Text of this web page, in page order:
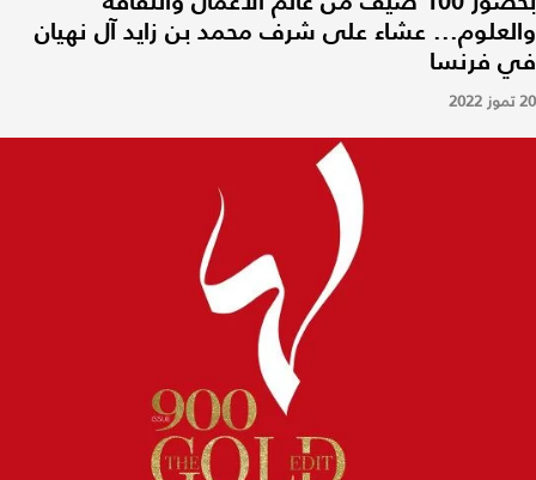
والعلوم... عشاء على شرف محمد بن زايد آل نهيان
في فرنسا
20 تموز 2022